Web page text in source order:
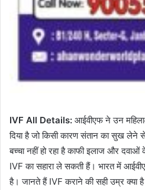
IVF All Details: आईवीएफ ने उन
दिया है जो किसी कारण संतान का सुख लेने
बच्चा नहीं हो रहा है काफी इलाज और दवाओं
IVF का सहारा ले सकती हैं। भारत में
है। जानते हैं IVF कराने की सही उम्र